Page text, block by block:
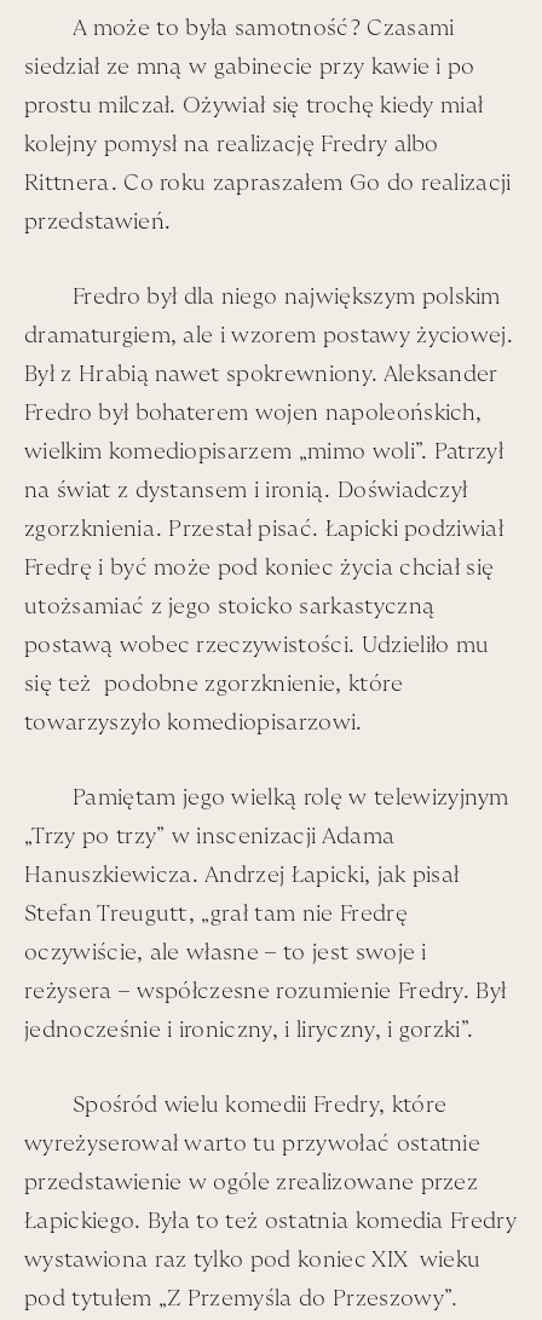
Łapickiego
wspomina
Weronika
Olbrychska
Stulecie Łapy. Data magiczna – 11.11.24.
kilku słów. To jest 5 do 8 tysięcy znaków, dokładniej.
Ma być mój punkt widzenia – ogólnie – carte blanche.
Miło.
Jestem wnuczką Łapy: będzie zwięźle więc.
Nie będzie o stolikach (w Czytelniku, u Bliklego...), czy
o spotkaniach przy tychże stolikach Tadzia, Gucia,
Łapy... zakładam, że o tych stolikach uczą już w
Nie będzie – czy może: będzie mniej – o upodobaniu
Łapy do ładnych Blondynek czy też o dekadach tego
Skoro okazja urodzinowa, zahaczymy więc wpierw o
jedną z poprzednich:
„70-tka” Łapy: Bardini pochyla się do Dudka
Dziewońskiego: „Patrz, nasz Jędruś kończy już 70 lat”.
Bardini kontynuował w mowie oficjalnej wygłoszonej
kiedyś trzeba było skończyć ten etap ...”.
Dudek i Sasza, funkcjonowali niczym warszawscy
Statler i Waldorf – tj. opiniotwórczy krytycy z serii „The
Muppet Show”, za którymi Łapa przepadał, z którymi
też się utożsamiał. Mówił „to ja z Saszą” albo „to ja z
Tadziem” etc – zależnie od tego kto mu danego dnia
A może to była samotność? Czasami
siedział ze mną w gabinecie przy kawie i po
prostu milczał. Ożywiał się trochę kiedy miał
kolejny pomysł na realizację Fredry albo
Rittnera. Co roku zapraszałem Go do realizacji
przedstawień.
Fredro był dla niego największym polskim
dramaturgiem, ale i wzorem postawy życiowej.
Był z Hrabią nawet spokrewniony. Aleksander
Fredro był bohaterem wojen napoleońskich,
wielkim komediopisarzem „mimo woli”. Patrzył
na świat z dystansem i ironią. Doświadczył
zgorzknienia. Przestał pisać. Łapicki podziwiał
Fredrę i być może pod koniec życia chciał się
utożsamiać z jego stoicko sarkastyczną
postawą wobec rzeczywistości. Udzieliło mu
się też podobne zgorzknienie, które
towarzyszyło komediopisarzowi.
Pamiętam jego wielką rolę w telewizyjnym
„Trzy po trzy” w inscenizacji Adama
Hanuszkiewicza. Andrzej Łapicki, jak pisał
Stefan Treugutt, „grał tam nie Fredrę
oczywiście, ale własne – to jest swoje i
reżysera – współczesne rozumienie Fredry. Był
jednocześnie i ironiczny, i liryczny, i gorzki”.
Spośród wielu komedii Fredry, które
wyreżyserował warto tu przywołać ostatnie
przedstawienie w ogóle zrealizowane przez
Łapickiego. Była to też ostatnia komedia Fredry
wystawiona raz tylko pod koniec XIX wieku
pod tytułem „Z Przemyśla do Przeszowy”.